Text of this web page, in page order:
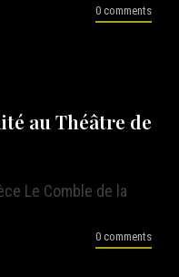
0 comments
au Théâtre de
Le Comble de la
0 comments